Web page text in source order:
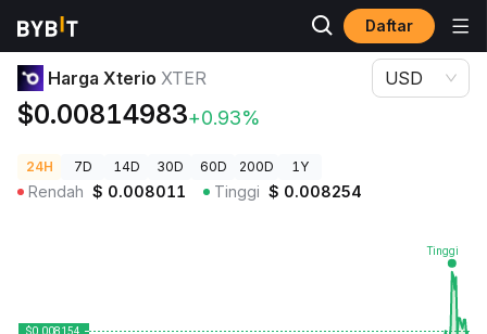
Daftar
Harga Kripto
Harga Xterio XTER
$0.00814983+0.93%
USD
24H 7D 14D 30D 60D 200D 1Y
Rendah $ 0.008011 Tinggi $ 0.008254